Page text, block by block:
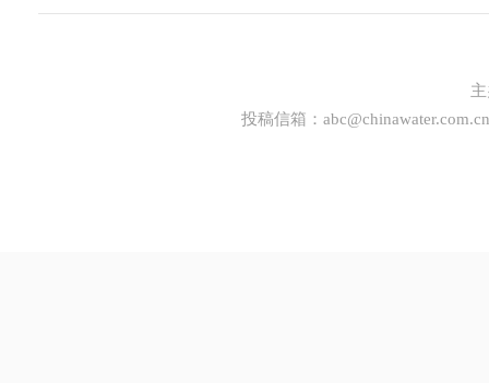
投稿信箱： abc@chinawater.com.cn